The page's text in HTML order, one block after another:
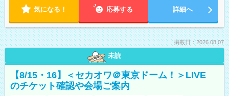
気になる！ 応募する 詳細へ
掲載日：2026.08.07
未読
【8/15・16】＜セカオワ＠東京ドーム！＞LIVE
のチケット確認や会場ご案内